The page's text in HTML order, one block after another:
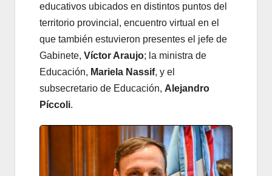
educativos ubicados en distintos puntos del
territorio provincial, encuentro virtual en el
que también estuvieron presentes el jefe de
Gabinete, Víctor Araujo; la ministra de
Educación, Mariela Nassif, y el
subsecretario de Educación, Alejandro
Píccoli.